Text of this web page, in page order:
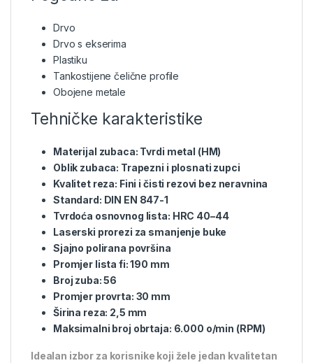
Drvo
Drvo s ekserima
Plastiku
Tankostijene čelične profile
Obojene metale
Tehničke karakteristike
Materijal zubaca: Tvrdi metal (HM)
Oblik zubaca: Trapezni i plosnati zupci
Kvalitet reza: Fini i čisti rezovi bez neravnina
Standard: DIN EN 847-1
Tvrdoća osnovnog lista: HRC 40–44
Laserski prorezi za smanjenje buke
Sjajno polirana površina
Promjer lista fi: 190 mm
Broj zuba: 56
Promjer provrta: 30 mm
Širina reza: 2,5 mm
Maksimalni broj obrtaja: 6.000 o/min (RPM)
Idealan izbor za korisnike koji žele jedan kvalitetan